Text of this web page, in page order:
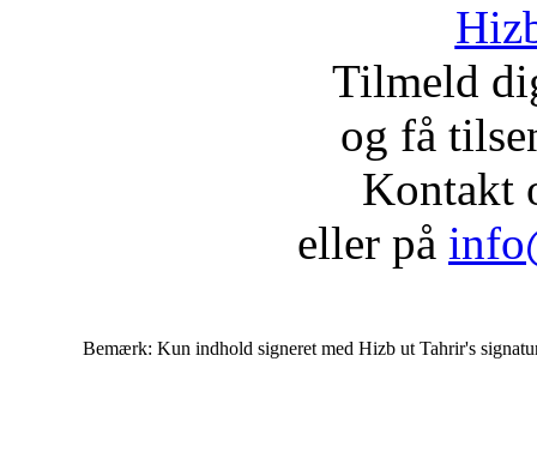
Tilmeld
og få
Kontakt
eller på
Bemærk: Kun indhold signeret med Hizb ut Tahrir's